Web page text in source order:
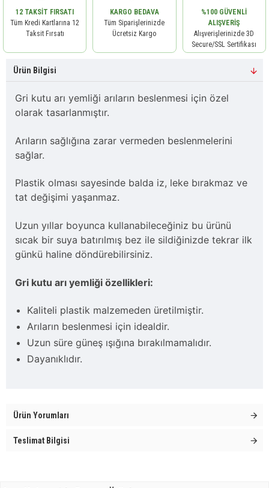
12 TAKSIT FIRSATI
Tüm Kredi Kartlarına 12
Taksit Fırsatı
KARGO BEDAVA
Tüm Siparişlerinizde
Ücretsiz Kargo
%100 GÜVENLI
ALIŞVERIŞ
Alışverişlerinizde 3D
Secure/SSL Sertifikası
Ürün Bilgisi
Gri kutu arı yemliği arıların beslenmesi için özel
olarak tasarlanmıştır.
Arıların sağlığına zarar vermeden beslenmelerini
sağlar.
Plastik olması sayesinde balda iz, leke bırakmaz ve
tat değişimi yaşanmaz.
Uzun yıllar boyunca kullanabileceğiniz bu ürünü
sıcak bir suya batırılmış bez ile sildiğinizde tekrar ilk
günkü haline döndürebilirsiniz.
Gri kutu arı yemliği özellikleri:
Kaliteli plastik malzemeden üretilmiştir.
Arıların beslenmesi için idealdir.
Uzun süre güneş ışığına bırakılmamalıdır.
Dayanıklıdır.
Ürün Yorumları
Teslimat Bilgisi